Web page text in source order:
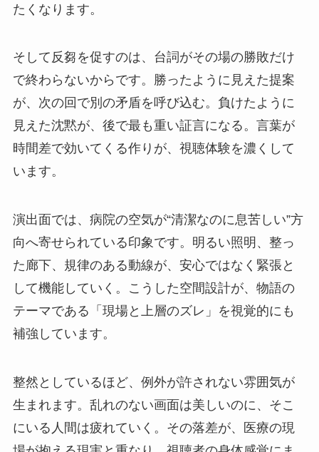
たくなります。
そして反芻を促すのは、台詞がその場の勝敗だけ
で終わらないからです。勝ったように見えた提案
が、次の回で別の矛盾を呼び込む。負けたように
見えた沈黙が、後で最も重い証言になる。言葉が
時間差で効いてくる作りが、視聴体験を濃くして
います。
演出面では、病院の空気が“清潔なのに息苦しい”方
向へ寄せられている印象です。明るい照明、整っ
た廊下、規律のある動線が、安心ではなく緊張と
して機能していく。こうした空間設計が、物語の
テーマである「現場と上層のズレ」を視覚的にも
補強しています。
整然としているほど、例外が許されない雰囲気が
生まれます。乱れのない画面は美しいのに、そこ
にいる人間は疲れていく。その落差が、医療の現